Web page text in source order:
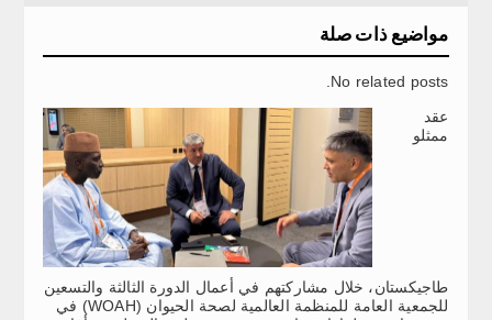
مواضيع ذات صلة
No related posts.
عقد
ممثلو
طاجيكستان، خلال مشاركتهم في أعمال الدورة الثالثة والتسعين
للجمعية العامة للمنظمة العالمية لصحة الحيوان (WOAH) في